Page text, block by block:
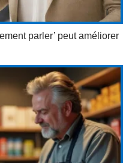
parler’ peut améliorer